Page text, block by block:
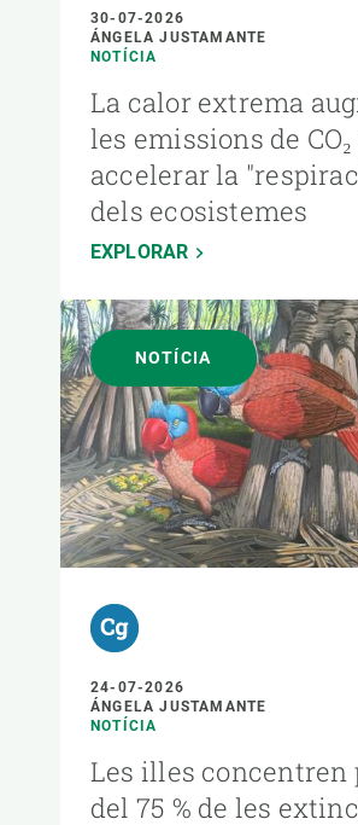
30-07-2026
ÁNGELA JUSTAMANTE
NOTÍCIA
La calor extrema
les emissions de
accelerar la
dels ecosistemes
EXPLORAR
NOTÍCIA
24-07-2026
ÁNGELA JUSTAMANTE
NOTÍCIA
Les illes concentren
del 75 % de les